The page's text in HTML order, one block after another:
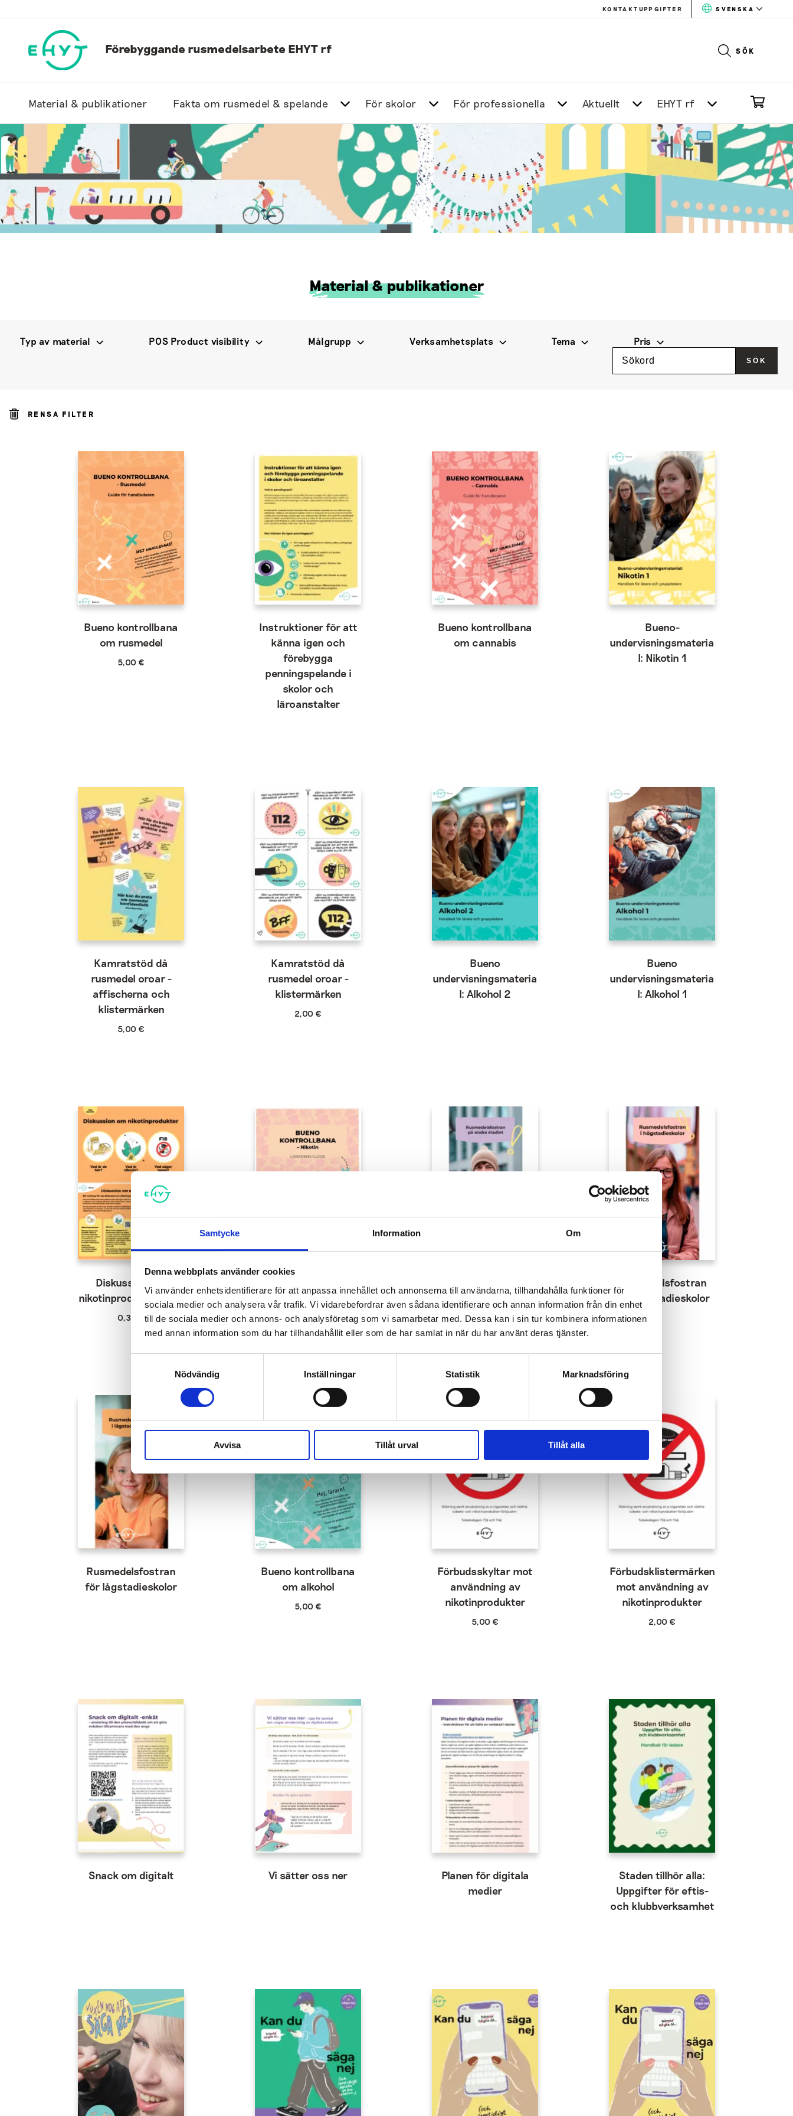
Samtycke Information Om
Denna webbplats använder cookies
Vi använder enhetsidentifierare för att anpassa innehållet och annonserna till användarna, tillhandahålla funktioner för
sociala medier och analysera vår trafik. Vi vidarebefordrar även sådana identifierare och annan information från din enhet
till de sociala medier och annons- och analysföretag som vi samarbetar med. Dessa kan i sin tur kombinera informationen
med annan information som du har tillhandahållit eller som de har samlat in när du har använt deras tjänster.
Nödvändig
Inställningar Statistik Marknadsföring
Avvisa Tillåt urval Tillåt alla
till
KONTAKTUPPGIFTER SVENSKA
Förebyggande rusmedelsarbete EHYT rf SÖK
Material & publikationer Fakta om rusmedel & spelande För skolor För professionella Aktuellt EHYT rf
Material & publikationer
Typ av material POS Product visibility Målgrupp Verksamhetsplats Tema
Pris
Sök
SÖK
RENSA FILTER
Bueno kontrollbana
om rusmedel
5,00 €
Instruktioner för att
känna igen och
förebygga
penningspelande i
skolor och
läroanstalter
Bueno kontrollbana
om cannabis
Bueno-
undervisningsmateria
l: Nikotin 1
Kamratstöd då
rusmedel oroar -
affischerna och
klistermärken
5,00 €
Kamratstöd då
rusmedel oroar -
klistermärken
2,00 €
Bueno
undervisningsmateria
l: Alkohol 2
Bueno
undervisningsmateria
l: Alkohol 1
Diskussion om
nikotinprodukter-kort
0,30 €
om nikotin
5,00€
för andra stadiet
Rusmedelsfostran
för högstadieskolor
Rusmedelsfostran
för lågstadieskolor
Bueno kontrollbana
om alkohol
5,00 €
Förbudsskyltar mot
användning av
nikotinprodukter
5,00 €
Förbudsklistermärken
mot användning av
nikotinprodukter
2,00 €
Snack om digitalt Vi sätter oss ner
Planen för digitala
medier
Staden tillhör alla:
Uppgifter för eftis-
och klubbverksamhet